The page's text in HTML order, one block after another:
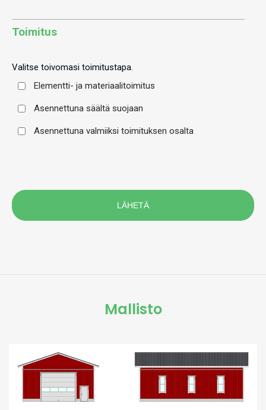
Toimitus
Valitse toivomasi toimitustapa.
Elementti- ja materiaalitoimitus
Asennettuna säältä suojaan
Asennettuna valmiiksi toimituksen osalta
Mallisto